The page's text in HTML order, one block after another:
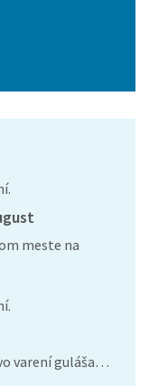
meste na
varení guláša…